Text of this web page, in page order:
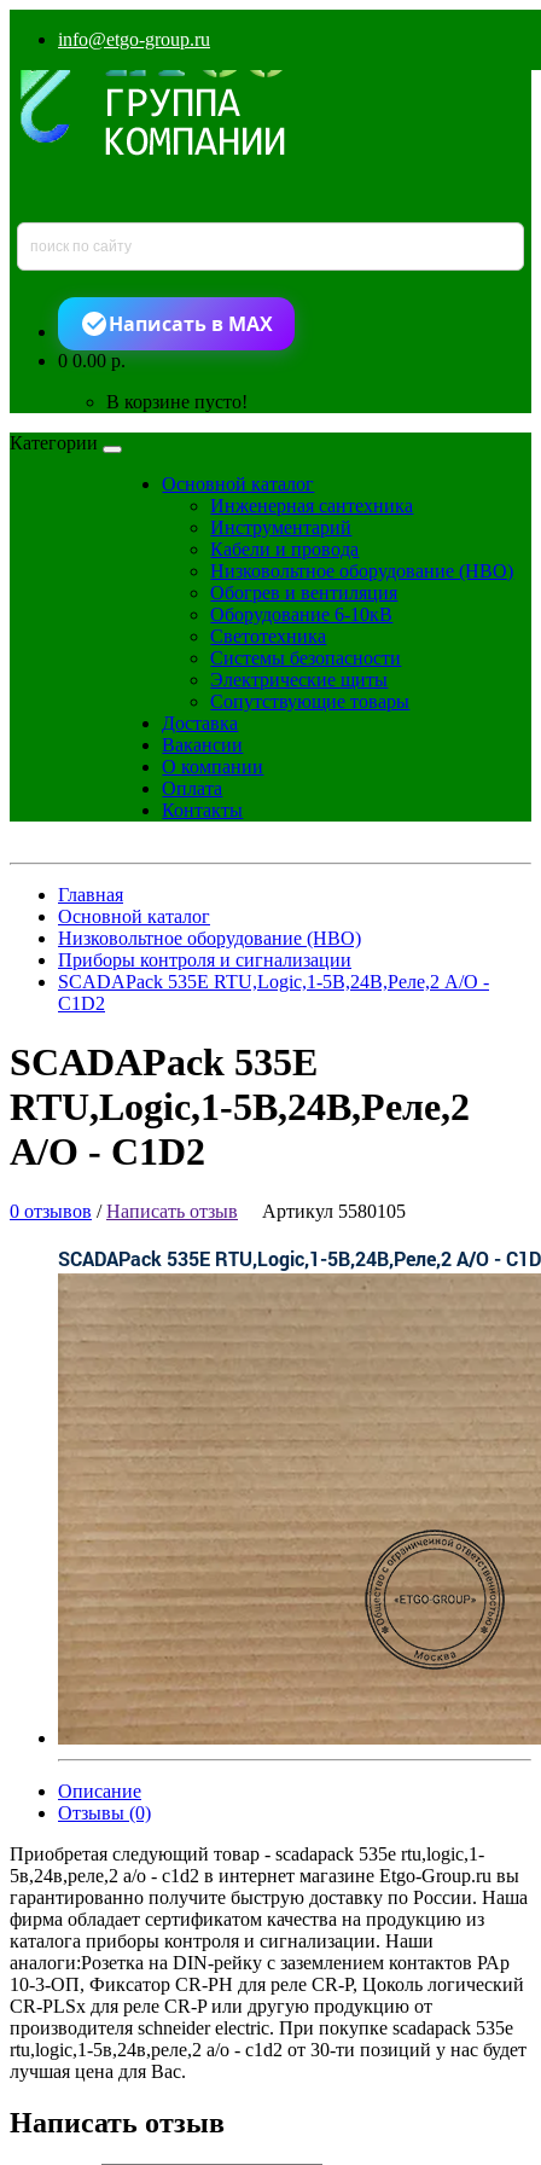
info@etgo-group.ru
Написать в MAX
00.00 р.
В корзине пусто!
Категории
Основной каталог
Инженерная сантехника
Инструментарий
Кабели и провода
Низковольтное оборудование (НВО)
Обогрев и вентиляция
Оборудование 6-10кВ
Светотехника
Системы безопасности
Электрические щиты
Сопутствующие товары
Доставка
Вакансии
О компании
Оплата
Контакты
Главная
Основной каталог
Низковольтное оборудование (НВО)
Приборы контроля и сигнализации
SCADAPack 535E RTU,Logic,1-5В,24В,Реле,2 A/O -
C1D2
SCADAPack 535E
RTU,Logic,1-5В,24В,Реле,2
A/O - C1D2
0 отзывов /Написать отзыв Артикул 5580105
Описание
Отзывы (0)
Приобретая следующий товар - scadapack 535e rtu,logic,1-
5в,24в,реле,2 a/o - c1d2 в интернет магазине Etgo-Group.ru вы
гарантированно получите быструю доставку по России. Наша
фирма обладает сертификатом качества на продукцию из
каталога приборы контроля и сигнализации. Наши
аналоги:Розетка на DIN-рейку с заземлением контактов РАр
10-3-ОП, Фиксатор CR-PH для реле CR-P, Цоколь логический
CR-PLSх для реле CR-P или другую продукцию от
производителя schneider electric. При покупке scadapack 535e
rtu,logic,1-5в,24в,реле,2 a/o - c1d2 от 30-ти позиций у нас будет
лучшая цена для Вас.
Написать отзыв